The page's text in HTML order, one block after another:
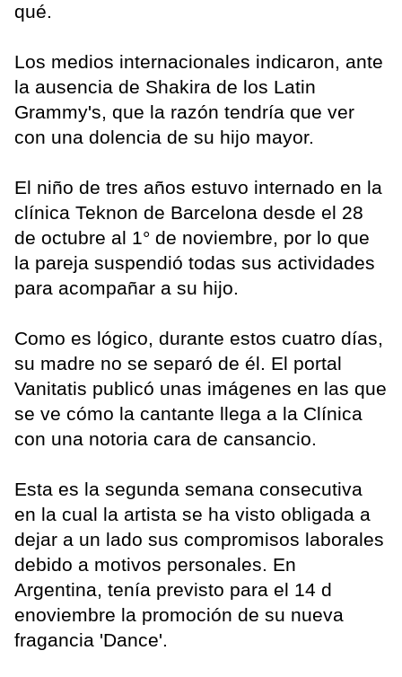
qué.
Los medios internacionales indicaron, ante
la ausencia de Shakira de los Latin
Grammy's, que la razón tendría que ver
con una dolencia de su hijo mayor.
El niño de tres años estuvo internado en la
clínica Teknon de Barcelona desde el 28
de octubre al 1° de noviembre, por lo que
la pareja suspendió todas sus actividades
para acompañar a su hijo.
Como es lógico, durante estos cuatro días,
su madre no se separó de él. El portal
Vanitatis publicó unas imágenes en las que
se ve cómo la cantante llega a la Clínica
con una notoria cara de cansancio.
Esta es la segunda semana consecutiva
en la cual la artista se ha visto obligada a
dejar a un lado sus compromisos laborales
debido a motivos personales. En
Argentina, tenía previsto para el 14 d
enoviembre la promoción de su nueva
fragancia 'Dance'.